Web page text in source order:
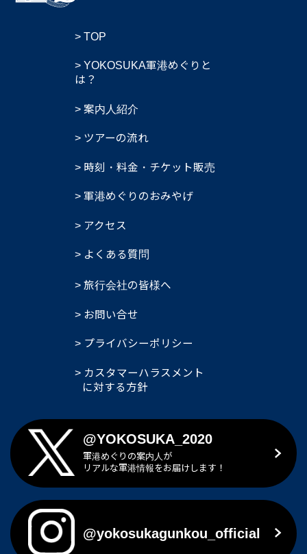
TOP
YOKOSUKA軍港めぐりと
は？
案内人紹介
ツアーの流れ
時刻・料金・チケット販売
軍港めぐりのおみやげ
アクセス
よくある質問
旅行会社の皆様へ
お問い合せ
プライバシーポリシー
カスタマーハラスメント
に対する方針
@YOKOSUKA_2020
軍港めぐりの案内人が
リアルな軍港情報をお届けします！
@yokosukagunkou_official